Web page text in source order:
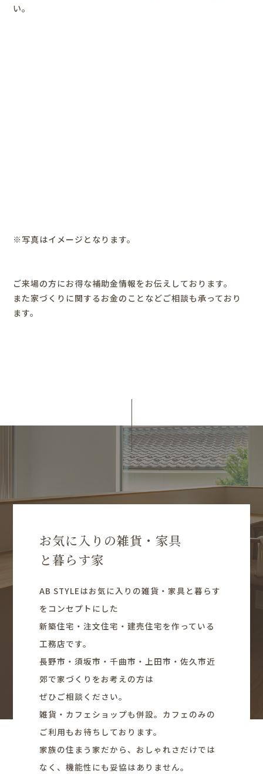
い。
※写真はイメージとなります。
ご来場の方にお得な補助金情報をお伝えしております。
また家づくりに関するお金のことなどご相談も承っており
ます。
お気に入りの雑貨・家具
と暮らす家
AB STYLEはお気に入りの雑貨・家具と暮らす
をコンセプトにした
新築住宅・注文住宅・建売住宅を作っている
工務店です。
長野市・須坂市・千曲市・上田市・佐久市近
郊で家づくりをお考えの方は
ぜひご相談ください。
雑貨・カフェショップも併設。カフェのみの
ご利用もお待ちしております。
家族の住まう家だから、おしゃれさだけでは
なく、機能性にも妥協はありません。